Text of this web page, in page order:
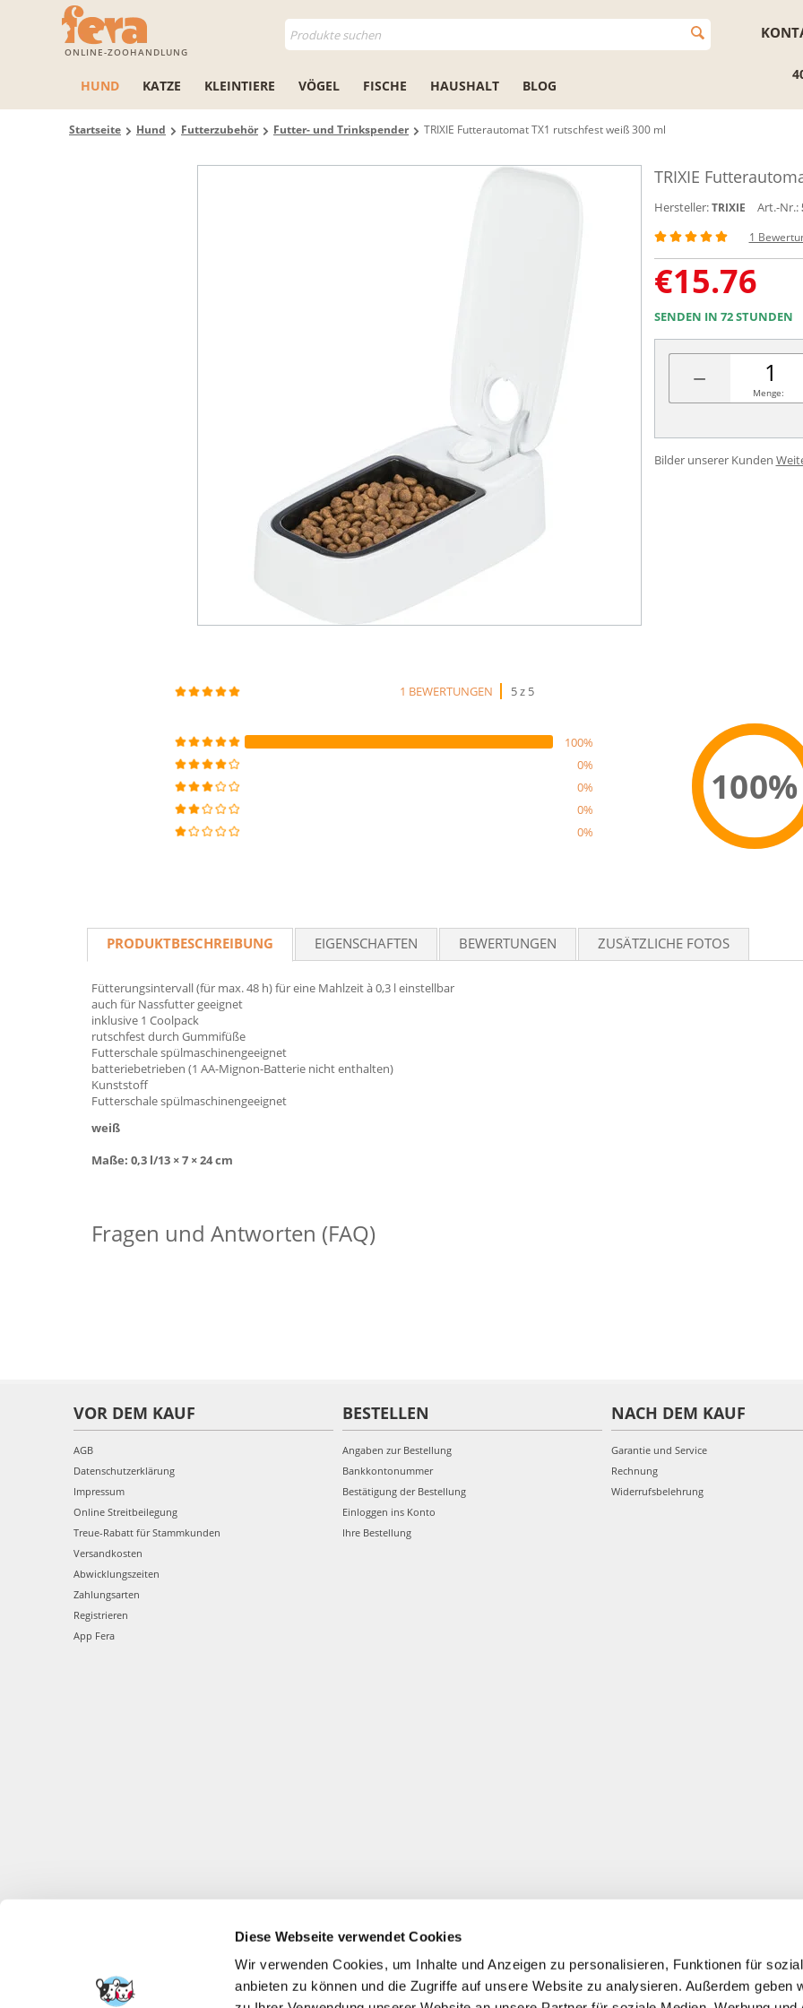
Diese Webseite verwendet Cookies
Wir verwenden Cookies, um Inhalte und Anzeigen zu personalisieren, Funktionen für
anbieten zu können und die Zugriffe auf unsere Website zu analysieren. Außerdem geben
ONLINE-ZOOHANDLUNG
HUND KATZE KLEINTIERE VÖGEL FISCHE HAUSHALT BLOG
Startseite Hund Futterzubehör Futter- und Trinkspender TRIXIE Futterautomat TX1 rutschfest weiß 300 ml
TRIXIE
Hersteller: TRIXIE Art.-Nr.:
1
€15.76
SENDEN IN 72 STUNDEN
− Menge:
Bilder unserer Kunden
1 BEWERTUNGEN 5 z 5
100%
0%
0%
0%
0%
100%
PRODUKTBESCHREIBUNG EIGENSCHAFTEN BEWERTUNGEN ZUSÄTZLICHE FOTOS
Fütterungsintervall (für max. 48 h) für eine Mahlzeit à 0,3 l einstellbar
auch für Nassfutter geeignet
inklusive 1 Coolpack
rutschfest durch Gummifüße
Futterschale spülmaschinengeeignet
batteriebetrieben (1 AA-Mignon-Batterie nicht enthalten)
Kunststoff
Futterschale spülmaschinengeeignet
weiß
Maße: 0,3 l/13 × 7 × 24 cm
Fragen und Antworten (FAQ)
VOR DEM KAUF
AGB
Datenschutzerklärung
Impressum
Online Streitbeilegung
Treue-Rabatt für Stammkunden
Versandkosten
Abwicklungszeiten
Zahlungsarten
Registrieren
App Fera
BESTELLEN
Angaben zur Bestellung
Bankkontonummer
Bestätigung der Bestellung
Einloggen ins Konto
Ihre Bestellung
NACH DEM KAUF
Garantie und Service
Rechnung
Widerrufsbelehrung